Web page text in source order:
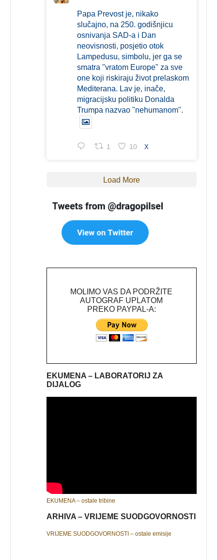
Papa Prevost je, nikako
slučajno, na 250. godišnjicu
osnivanja SAD-a i Dan
neovisnosti, posjetio otok
Lampedusu, simbolu, jer ga se
smatra "vratom Europe" za sve
one koji riskiraju život prelaskom
Mediterana. Lav je, inače,
migracijsku politiku Donalda
Trumpa nazvao "nehumanom".
1 10 X
Load More
MOLIMO VAS DA PODRŽITE
AUTOGRAF UPLATOM
PREKO PAYPAL-A:
EKUMENA – LABORATORIJ ZA
DIJALOG
EKUMENA – ostale tribine
ARHIVA – VRIJEME SUODGOVORNOSTI
VRIJEME SUODGOVORNOSTI – ostale emisije